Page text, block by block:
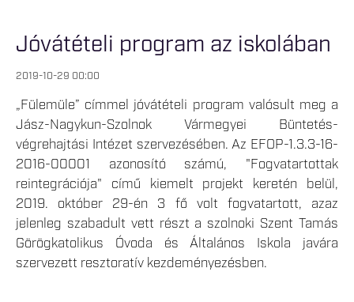
Jóvátételi program az iskolában
2019-10-29 00:00
„Fülemüle” címmel jóvátételi program valósult meg a
Jász-Nagykun-Szolnok Vármegyei Büntetés-
végrehajtási Intézet szervezésében. Az EFOP-1.3.3-16-
2016-00001 azonosító számú, "Fogvatartottak
reintegrációja" című kiemelt projekt keretén belül,
2019. október 29-én 3 fő volt fogvatartott, azaz
jelenleg szabadult vett részt a szolnoki Szent Tamás
Görögkatolikus Óvoda és Általános Iskola javára
szervezett resztoratív kezdeményezésben.